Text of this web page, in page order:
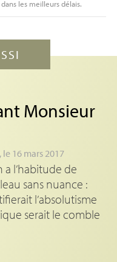
les meilleurs délais.
Monsieur
le 16 mars 2017
a l’habitude de
sans nuance :
l’absolutisme
serait le comble